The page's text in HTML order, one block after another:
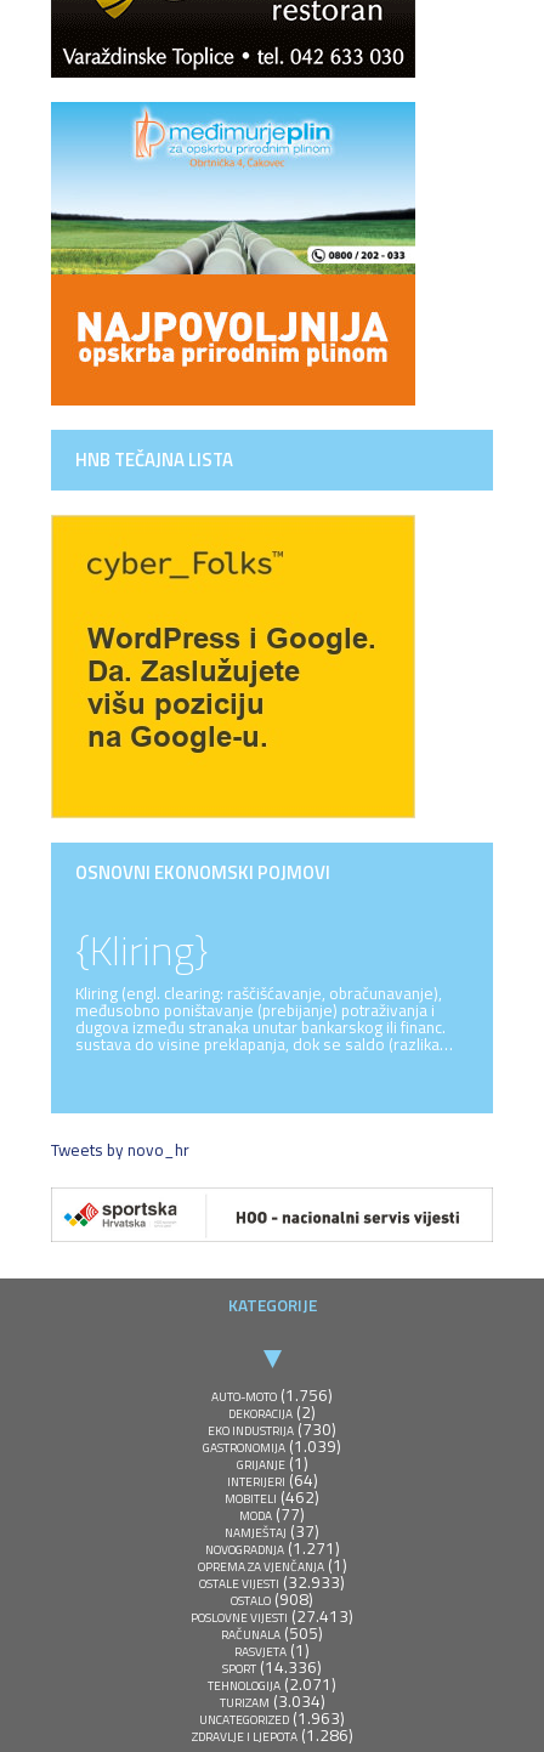
HNB TEČAJNA LISTA
OSNOVNI EKONOMSKI POJMOVI
{Kliring}
Kliring (engl. clearing: raščišćavanje, obračunavanje),
međusobno poništavanje (prebijanje) potraživanja i
dugova između stranaka unutar bankarskog ili financ.
sustava do visine preklapanja, dok se saldo (razlika…
Tweets by novo_hr
KATEGORIJE
AUTO-MOTO (1.756)
DEKORACIJA (2)
EKO INDUSTRIJA (730)
GASTRONOMIJA (1.039)
GRIJANJE(1)
INTERIJERI (64)
MOBITELI (462)
MODA (77)
NAMJEŠTAJ (37)
NOVOGRADNJA(1.271)
OPREMA ZA VJENČANJA(1)
OSTALE VIJESTI (32.933)
OSTALO (908)
POSLOVNE VIJESTI (27.413)
RAČUNALA (505)
RASVJETA (1)
SPORT (14.336)
TEHNOLOGIJA (2.071)
TURIZAM (3.034)
UNCATEGORIZED (1.963)
ZDRAVLJE I LJEPOTA(1.286)